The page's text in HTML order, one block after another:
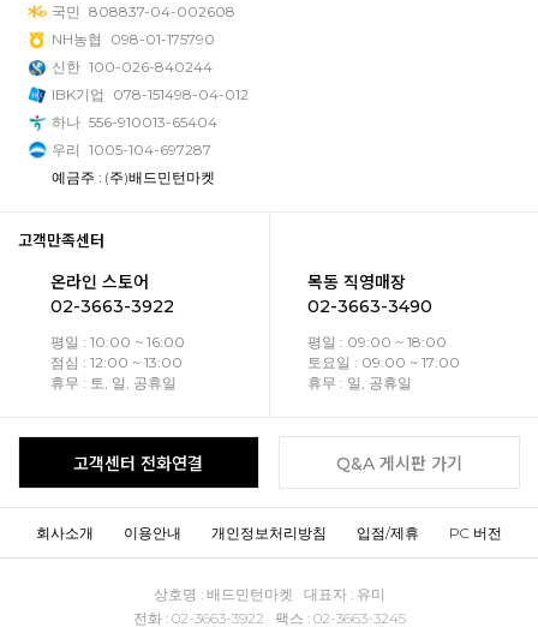
국민 808837-04-002608
NH농협
098-01-175790
신한 100-026-840244
IBK기업
078-151498-04-012
하나 556-910013-65404
우리 1005-104-697287
예금주 : (주)배드민턴마켓
고객만족센터
온라인 스토어
02-3663-3922
평일 : 10:00 ~ 16:00
점심 : 12:00 ~ 13:00
휴무 : 토, 일, 공휴일
목동 직영매장
02-3663-3490
평일 : 09:00 ~ 18:00
토요일 : 09:00 ~ 17:00
휴무 : 일, 공휴일
고객센터 전화연결 Q&A 게시판 가기
회사소개 이용안내 개인정보처리방침 입점/제휴 PC 버전
상호명 : 배드민턴마켓 대표자 : 유미
전화 : 02-3663-3922 팩스 : 02-3663-3245